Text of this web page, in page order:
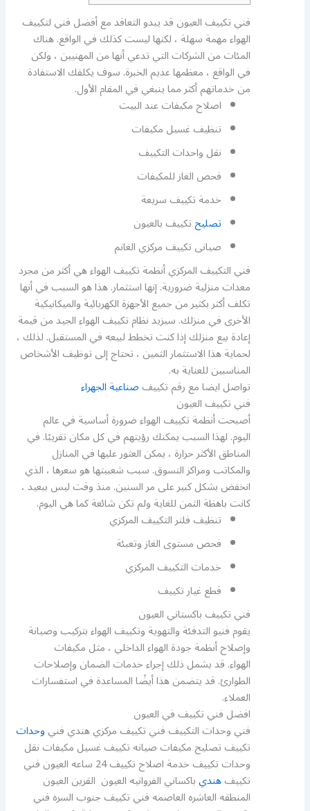
فني تكييف العيون قد يبدو التعاقد مع أفضل فني لتكييف
الهواء مهمة سهلة ، لكنها ليست كذلك في الواقع. هناك
المئات من الشركات التي تدعي أنها من المهنيين ، ولكن
في الواقع ، معظمها عديم الخبرة. سوف يكلفك الاستفادة
من خدماتهم أكثر مما ينبغي في المقام الأول.
اصلاح مكيفات عند البيت
تنظيف غسيل مكيفات
نقل واحدات التكييف
فحص الغاز للمكيفات
خدمة تكييف سريعة
تصليحتكييف بالعيون
صيانى تكييف مركزي الغانم
فني التكييف المركزي أنظمة تكييف الهواء هي أكثر من مجرد
معدات منزلية ضرورية. إنها استثمار. هذا هو السبب في أنها
تكلف أكثر بكثير من جميع الأجهزة الكهربائية والميكانيكية
الأخرى في منزلك. سيزيد نظام تكييف الهواء الجيد من قيمة
إعادة بيع منزلك إذا كنت تخطط لبيعه في المستقبل. لذلك ،
لحماية هذا الاستثمار الثمين ، تحتاج إلى توظيف الأشخاص
المناسبين للعناية به.
تواصل ايضا مع رقم تكييفصناعية الجهراء
فني تكييف العيون
أصبحت أنظمة تكييف الهواء ضرورة أساسية في عالم
اليوم. لهذا السبب يمكنك رؤيتهم في كل مكان تقريبًا. في
المناطق الأكثر حرارة ، يمكن العثور عليها في المنازل
والمكاتب ومراكز التسوق. سبب شعبيتها هو سعرها ، الذي
انخفض بشكل كبير على مر السنين. منذ وقت ليس ببعيد ،
كانت باهظة الثمن للغاية ولم تكن شائعة كما هي اليوم.
تنظيف فلتر التكييف المركزي
فحص مستوى الغاز وتعبئة
خدمات التكييف المركزي
قطع غيار تكييف
فني تكييف باكستاني العيون
يقوم فنيو التدفئة والتهوية وتكييف الهواء بتركيب وصيانة
وإصلاح أنظمة جودة الهواء الداخلي ، مثل مكيفات
الهواء. قد يشمل ذلك إجراء خدمات الضمان وإصلاحات
الطوارئ. قد يتضمن هذا أيضًا المساعدة في استفسارات
العملاء.
افضل فني تكييف في العيون
فني وحدات التكييف فني تكييف مركزي هندي فنيوحدات
تكييف تصليح مكيفات صيانه تكييف غسيل مكيفات نقل
وحدات تكييف خدمة اصلاح تكييف 24 ساعه العيون فني
تكييفهنديباكساني الفروانيه العيون القرين العيون
المنطقه العاشره العاصمه فني تكييف جنوب السره فني